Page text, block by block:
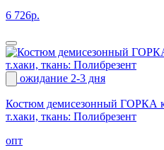
6 726р.
ожидание 2-3 дня
Костюм демисезонный ГОРКА
т.хаки, ткань: Полибрезент
опт